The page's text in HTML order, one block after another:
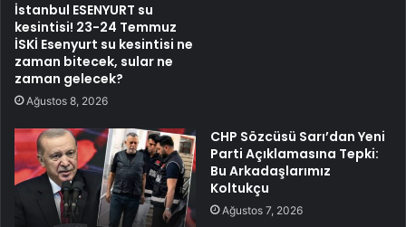
İstanbul ESENYURT su
kesintisi! 23-24 Temmuz
İSKİ Esenyurt su kesintisi ne
zaman bitecek, sular ne
zaman gelecek?
Ağustos 8, 2026
CHP Sözcüsü Sarı’dan Yeni
Parti Açıklamasına Tepki:
Bu Arkadaşlarımız
Koltukçu
Ağustos 7, 2026